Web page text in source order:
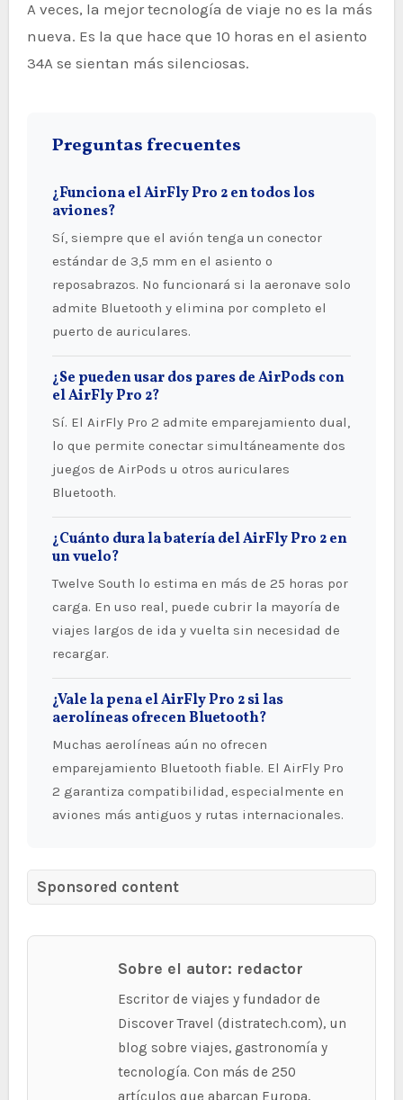
A veces, la mejor tecnología de viaje no es la más
nueva. Es la que hace que 10 horas en el asiento
34A se sientan más silenciosas.
Preguntas frecuentes
¿Funciona el AirFly Pro 2 en todos los
aviones?
Sí, siempre que el avión tenga un conector
estándar de 3,5 mm en el asiento o
reposabrazos. No funcionará si la aeronave solo
admite Bluetooth y elimina por completo el
puerto de auriculares.
¿Se pueden usar dos pares de AirPods con
el AirFly Pro 2?
Sí. El AirFly Pro 2 admite emparejamiento dual,
lo que permite conectar simultáneamente dos
juegos de AirPods u otros auriculares
Bluetooth.
¿Cuánto dura la batería del AirFly Pro 2 en
un vuelo?
Twelve South lo estima en más de 25 horas por
carga. En uso real, puede cubrir la mayoría de
viajes largos de ida y vuelta sin necesidad de
recargar.
¿Vale la pena el AirFly Pro 2 si las
aerolíneas ofrecen Bluetooth?
Muchas aerolíneas aún no ofrecen
emparejamiento Bluetooth fiable. El AirFly Pro
2 garantiza compatibilidad, especialmente en
aviones más antiguos y rutas internacionales.
Sponsored content
Sobre el autor: redactor
Escritor de viajes y fundador de
Discover Travel (distratech.com), un
blog sobre viajes, gastronomía y
tecnología. Con más de 250
artículos que abarcan Europa,